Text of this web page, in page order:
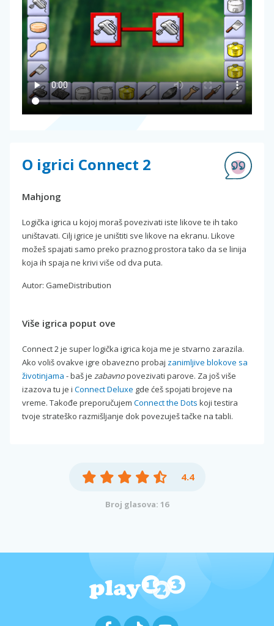
O igrici Connect 2
Mahjong
Logička igrica u kojoj moraš povezivati iste likove te ih tako
uništavati. Cilj igrice je uništiti sve likove na ekranu. Likove
možeš spajati samo preko praznog prostora tako da se linija
koja ih spaja ne krivi više od dva puta.
Autor: GameDistribution
Više igrica poput ove
Connect 2 je super logička igrica koja me je stvarno zarazila.
Ako voliš ovakve igre obavezno probaj zanimljive blokove sa
životinjama - baš je zabavnopovezivati parove. Za još više
izazova tu je i Connect Deluxe gde ćeš spojati brojeve na
vreme. Takođe preporučujem Connect the Dots koji testira
tvoje strateško razmišljanje dok povezuješ tačke na tabli.
4.4
Broj glasova: 16